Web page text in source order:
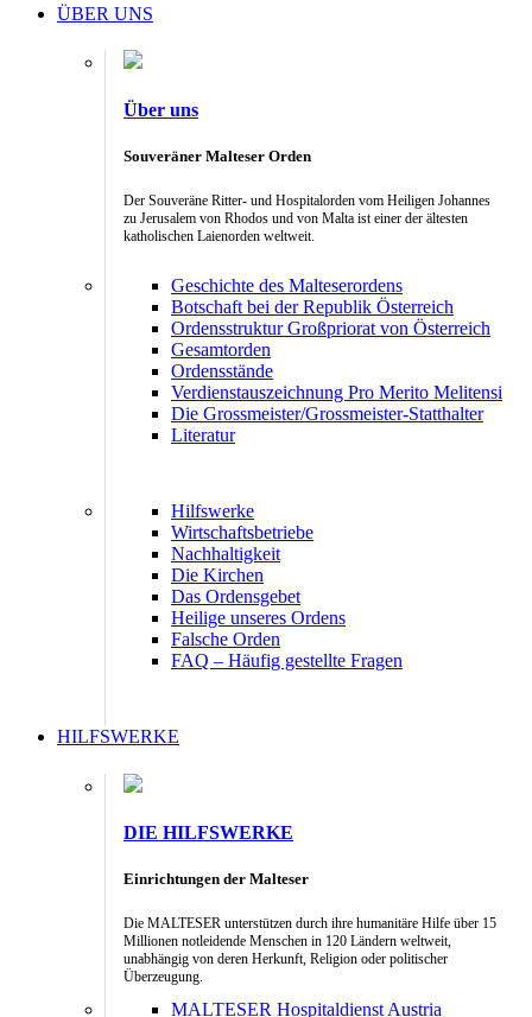
ÜBER UNS
Über uns
Souveräner Malteser Orden
Der Souveräne Ritter- und Hospitalorden vom Heiligen Johannes
zu Jerusalem von Rhodos und von Malta ist einer der ältesten
katholischen Laienorden weltweit.
Geschichte des Malteserordens
Botschaft bei der Republik Österreich
Ordensstruktur Großpriorat von Österreich
Gesamtorden
Ordensstände
Verdienstauszeichnung Pro Merito Melitensi
Die Grossmeister/Grossmeister-Statthalter
Literatur
Hilfswerke
Wirtschaftsbetriebe
Nachhaltigkeit
Die Kirchen
Das Ordensgebet
Heilige unseres Ordens
Falsche Orden
FAQ – Häufig gestellte Fragen
HILFSWERKE
DIE HILFSWERKE
Einrichtungen der Malteser
Die MALTESER unterstützen durch ihre humanitäre Hilfe über 15
Millionen notleidende Menschen in 120 Ländern weltweit,
unabhängig von deren Herkunft, Religion oder politischer
Überzeugung.
MALTESER Hospitaldienst Austria